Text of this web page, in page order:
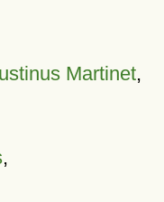
Martinet,
,